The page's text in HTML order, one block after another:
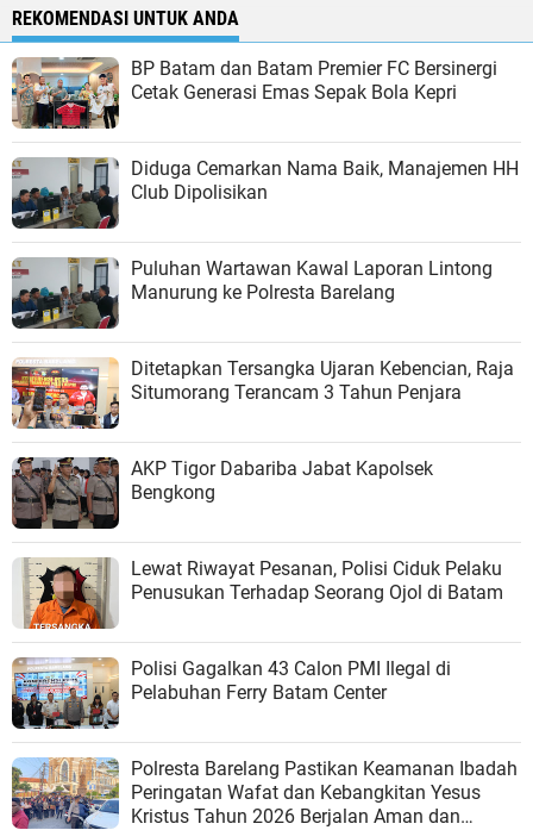
REKOMENDASI UNTUK ANDA
BP Batam dan Batam Premier FC Bersinergi
Cetak Generasi Emas Sepak Bola Kepri
Diduga Cemarkan Nama Baik, Manajemen HH
Club Dipolisikan
Puluhan Wartawan Kawal Laporan Lintong
Manurung ke Polresta Barelang
Ditetapkan Tersangka Ujaran Kebencian, Raja
Situmorang Terancam 3 Tahun Penjara
AKP Tigor Dabariba Jabat Kapolsek
Bengkong
Lewat Riwayat Pesanan, Polisi Ciduk Pelaku
Penusukan Terhadap Seorang Ojol di Batam
Polisi Gagalkan 43 Calon PMI Ilegal di
Pelabuhan Ferry Batam Center
Polresta Barelang Pastikan Keamanan Ibadah
Peringatan Wafat dan Kebangkitan Yesus
Kristus Tahun 2026 Berjalan Aman dan